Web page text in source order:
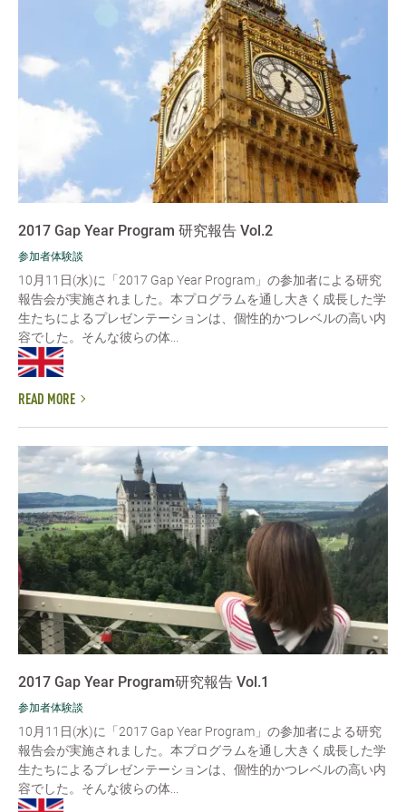
2017 Gap Year Program 研究報告 Vol.2
参加者体験談
10月11日(水)に「2017 Gap Year Program」の参加者による研究
報告会が実施されました。本プログラムを通し大きく成長した学
生たちによるプレゼンテーションは、個性的かつレベルの高い内
容でした。そんな彼らの体...
READ MORE
2017 Gap Year Program研究報告 Vol.1
参加者体験談
10月11日(水)に「2017 Gap Year Program」の参加者による研究
報告会が実施されました。本プログラムを通し大きく成長した学
生たちによるプレゼンテーションは、個性的かつレベルの高い内
容でした。そんな彼らの体...